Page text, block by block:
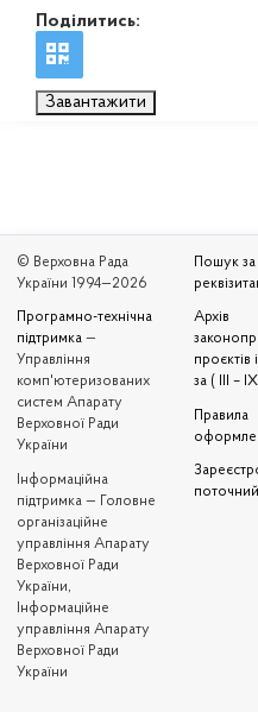
Поділитись:
Завантажити
© Верховна Рада
України 1994—2026
Програмно-технічна
підтримка —
Управління
комп'ютеризованих
систем Апарату
Верховної Ради
України
Iнформаційна
підтримка — Головне
організаційне
управління Апарату
Верховної Ради
України,
Інформаційне
управління Апарату
Верховної Ради
України
Пошук за
Архів
проєктів
за ( III –
Правила